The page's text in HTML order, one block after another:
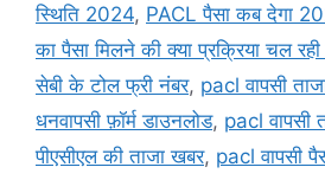
स्थिति 2024, PACL पैसा कब देगा
का पैसा मिलने की क्या प्रक्रिया चल
सेबी के टोल फ्री नंबर, pacl वापसी
धनवापसी फ़ॉर्म डाउनलोड, pacl वापसी
पीएसीएल की ताजा खबर, pacl वापसी